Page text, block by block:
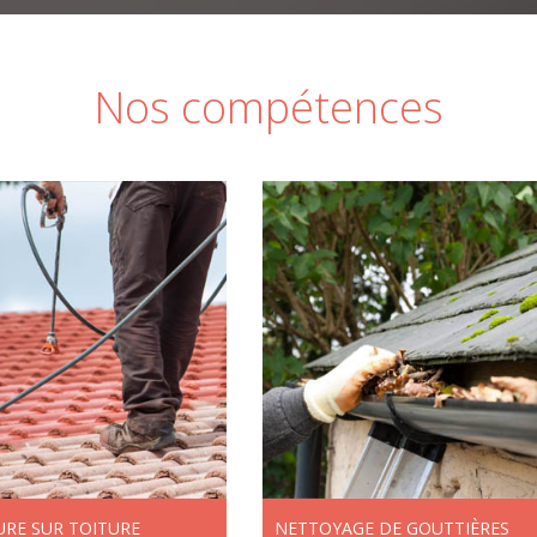
Nos compétences
SUR TOITURE NETTOYAGE DE GOUTTIÈRES